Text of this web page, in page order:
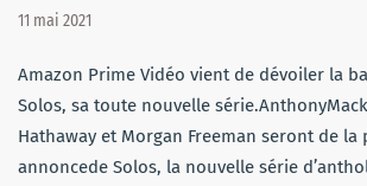
11 mai 2021
Amazon Prime Vidéo vient de dévoiler la
Solos, sa toute nouvelle
Hathaway et Morgan Freeman seront de la
annoncede Solos, la nouvelle série